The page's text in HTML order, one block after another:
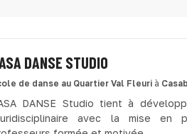
DANSE STUDIO
de danse au Quartier Val Fleuri à
DANSE Studio tient à
avec la mise en